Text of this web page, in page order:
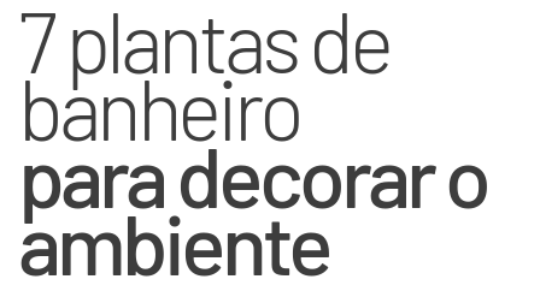
7 plantas de
banheiro
para decorar o
ambiente